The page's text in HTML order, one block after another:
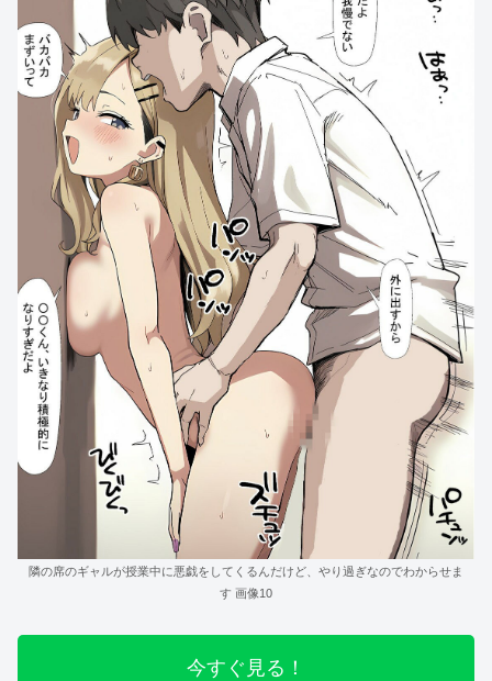
隣の席のギャルが授業中に悪戯をしてくるんだけど、やり過ぎなのでわからせま
す 画像10
今すぐ見る！